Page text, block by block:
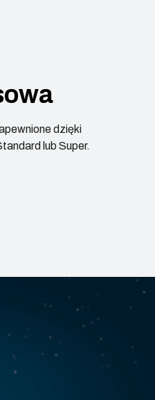
dzięki
lub Super.